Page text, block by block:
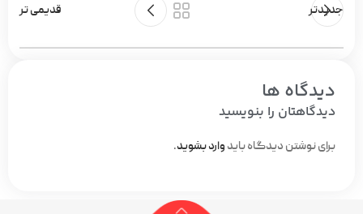
جدیدتر قدیمی تر
دیدگاه ها
دیدگاهتان را بنویسید
برای نوشتن دیدگاه باید وارد بشوید.